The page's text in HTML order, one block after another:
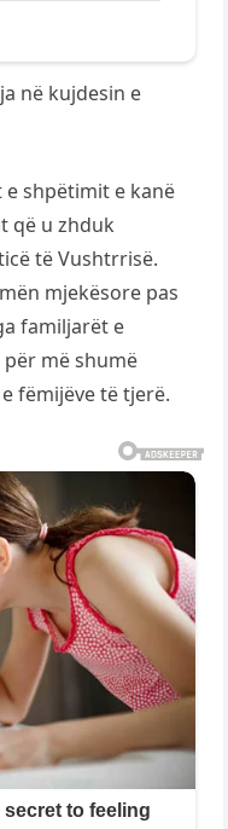
në kujdesin e
shpëtimit e kanë
që u zhduk
të Vushtrrisë.
mjekësore pas
familjarët e
më shumë
fëmijëve të tjerë.